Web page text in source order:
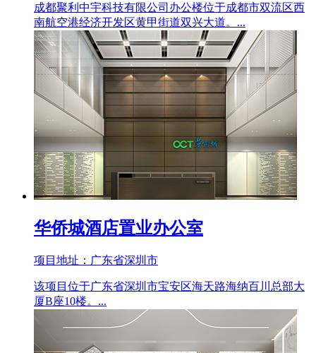
成都聚利中宇科技有限公司办公楼位于成都市双流区西
南航空港经济开发区黄甲街道双兴大道。...
华侨城酒店置业办公室
项目地址：广东省深圳市
该项目位于广东省深圳市宝安区海天路海纳百川总部大
厦B座10楼。...